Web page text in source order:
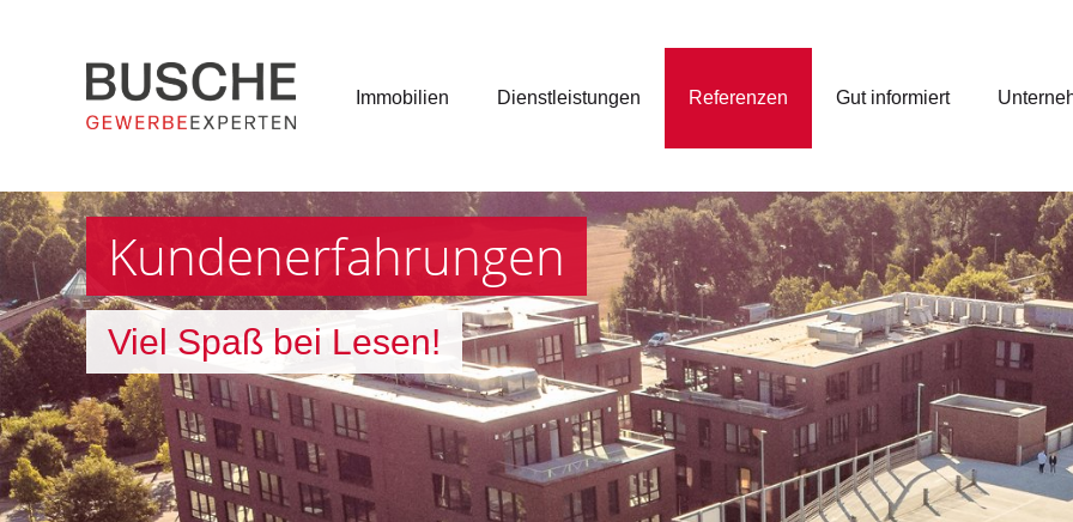
Immobilien Dienstleistungen Referenzen Gut informiert
Kundenerfahrungen
Viel Spaß bei Lesen!